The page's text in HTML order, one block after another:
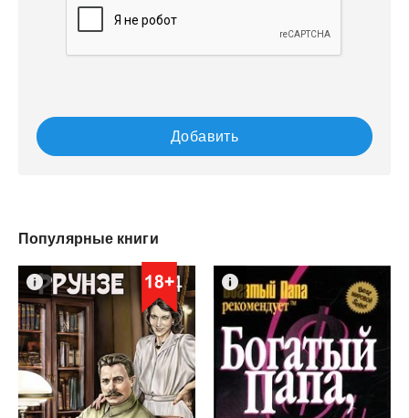
Добавить
Популярные книги